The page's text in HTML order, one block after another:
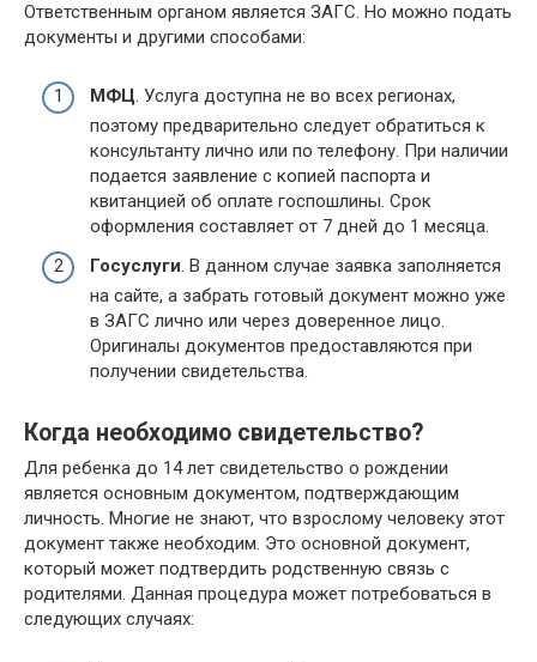
Ответственным органом является ЗАГС. Но можно подать
документы и другими способами:
МФЦ. Услуга доступна не во всех регионах,
поэтому предварительно следует обратиться к
консультанту лично или по телефону. При наличии
подается заявление с копией паспорта и
квитанцией об оплате госпошлины. Срок
оформления составляет от 7 дней до 1 месяца.
Госуслуги. В данном случае заявка заполняется
на сайте, а забрать готовый документ можно уже
в ЗАГС лично или через доверенное лицо.
Оригиналы документов предоставляются при
получении свидетельства.
Когда необходимо свидетельство?
Для ребенка до 14 лет свидетельство о рождении
является основным документом, подтверждающим
личность. Многие не знают, что взрослому человеку этот
документ также необходим. Это основной документ,
который может подтвердить родственную связь с
родителями. Данная процедура может потребоваться в
следующих случаях: